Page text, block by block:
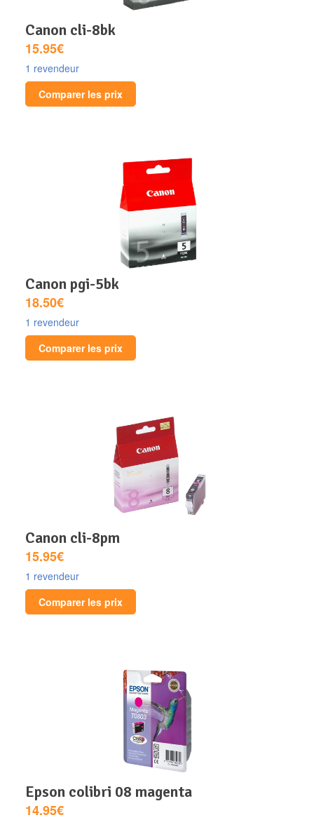
canon cli-8bk
15.95€
1 revendeur
Comparer les prix
canon pgi-5bk
18.50€
1 revendeur
Comparer les prix
canon cli-8pm
15.95€
1 revendeur
Comparer les prix
epson colibri 08 magenta
14.95€